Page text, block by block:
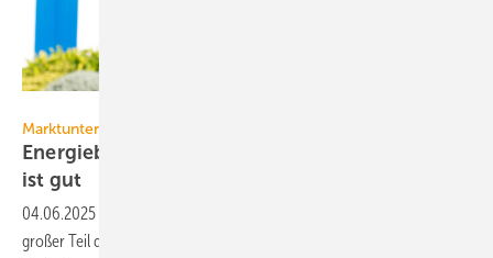
Marktuntersuchung
Energie­berater finden: Gebäude­ener­gie­gesetz
ist gut
04.06.2025
gro­ßer Teil der Ener­gie­be­ra­ten­den das GEG gut. Wei­tere